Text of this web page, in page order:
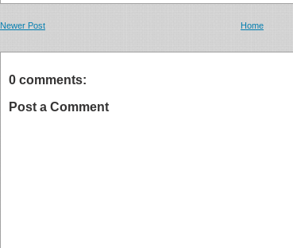
Newer Post Home
0 comments:
Post a Comment